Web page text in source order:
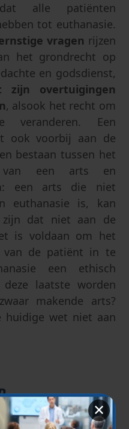
alle patiënten
tot euthanasie.
vragen rijzen
het grondrecht op
en godsdienst,
overtuigingen
, alsook het recht om
veranderen. Een
ook voorbij aan de
bestaan tussen het
van een arts en
: een arts die niet
euthanasie is, kan
zijn dat niet aan de
is voldaan om het
van de patiënt in te
een ethisch
laatste worden
makende arts?
huidige wet niet aan
karakter van
✕